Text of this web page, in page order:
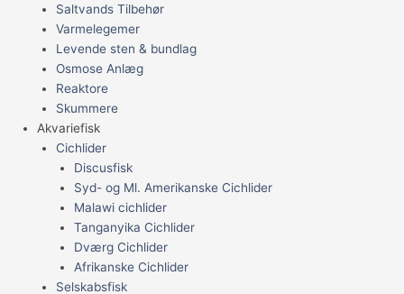
Saltvands Tilbehør
Varmelegemer
Levende sten & bundlag
Osmose Anlæg
Reaktore
Skummere
Akvariefisk
Cichlider
Discusfisk
Syd- og Ml. Amerikanske Cichlider
Malawi cichlider
Tanganyika Cichlider
Dværg Cichlider
Afrikanske Cichlider
Selskabsfisk